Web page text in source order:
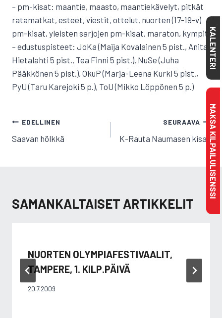
– pm-kisat: maantie, maasto, maantiekävelyt, pitkät
ratamatkat, esteet, viestit, ottelut, nuorten (17-19-v)
pm-kisat, yleisten sarjojen pm-kisat, maraton, kympit
– edustuspisteet: JoKa (Maija Kovalainen 5 pist., Anita
Hietalahti 5 pist., Tea Finni 5 pist.), NuSe (Juha
Pääkkönen 5 pist.), OkuP (Marja-Leena Kurki 5 pist.,
PyU (Taru Karejoki 5 p.), ToU (Mikko Löppönen 5 p.)
ARTIKKELIEN
SELAUS
EDELLINEN
Saavan hölkkä
SEURAAVA
K-Rauta Naumasen kisat
SAMANKALTAISET ARTIKKELIT
NUORTEN OLYMPIAFESTIVAALIT,
TAMPERE, 1. KILP.PÄIVÄ
20.7.2009
KALENTERI
MAKSA KILPAILULISENSSI